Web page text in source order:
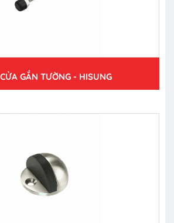
GẮN TƯỜNG - HISUNG